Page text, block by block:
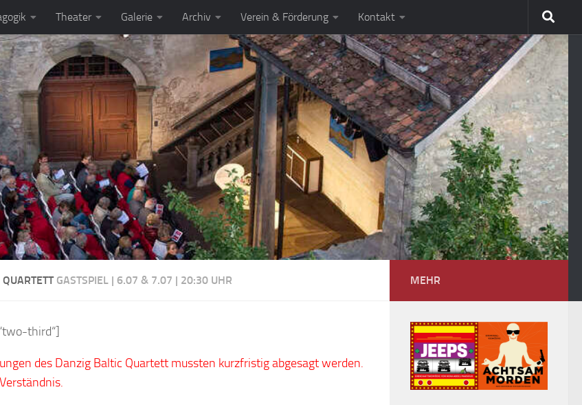
Theater Galerie Archiv Verein & Förderung Kontakt
GASTSPIEL | 6.07 & 7.07 | 20:30 UHR
third“]
des Danzig Baltic Quartett mussten kurzfristig abgesagt werden.
MEHR